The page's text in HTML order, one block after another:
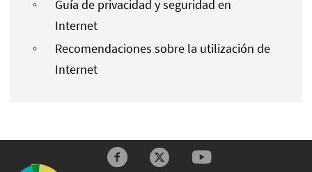
Guía de privacidad y seguridad en
Internet
Recomendaciones sobre la utilización de
Internet
Redes sociales y Feeds